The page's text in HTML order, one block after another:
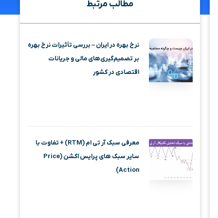
مطالب مرتبط
نرخ بهره در ایران – بررسی تأثیرات نرخ بهره
بر تصمیم‌گیری‌های مالی و جریانات
اقتصادی در کشور
معرفی سبک آر تی ام (RTM) + تفاوت با
سایر سبک های پرایس اکشن (Price
Action)